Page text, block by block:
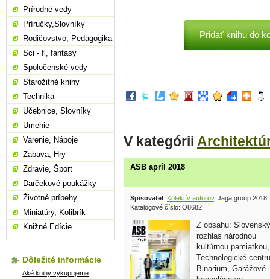
Pridať knihu do
V kategórii
ASB apríl 2018
Spisovatel: Kolektív autorov, Jaga group 2018
Katalogové číslo: O8682
Z obsahu: Slovenský
rozhlas národnou
kultúrnou pamiatkou,
Technologické centru
Binarium, Garážové
Prírodné vedy
Príručky,Slovníky
Rodičovstvo, Pedagogika
Sci - fi, fantasy
Spoločenské vedy
Starožitné knihy
Technika
Učebnice, Slovníky
Umenie
Varenie, Nápoje
Zabava, Hry
Zdravie, Šport
Darčekové poukážky
Životné príbehy
Miniatúry, Kolibrík
Knižné Edície
Dôležité informácie
Aké knihy vykupujeme